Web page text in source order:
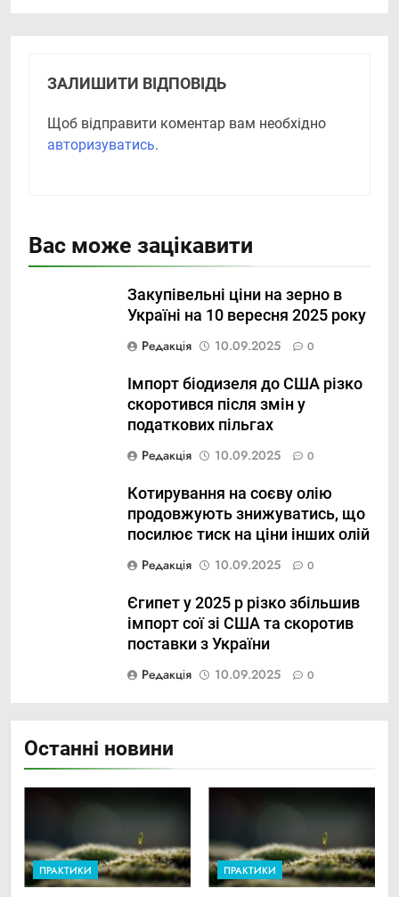
ЗАЛИШИТИ ВІДПОВІДЬ
Щоб відправити коментар вам необхідно
авторизуватись.
Вас може зацікавити
Закупівельні ціни на зерно в
Україні на 10 вересня 2025 року
Редакція
10.09.2025 0
Імпорт біодизеля до США різко
скоротився після змін у
податкових пільгах
Редакція
10.09.2025 0
Котирування на соєву олію
продовжують знижуватись, що
посилює тиск на ціни інших олій
Редакція
10.09.2025 0
Єгипет у 2025 р різко збільшив
імпорт сої зі США та скоротив
поставки з України
Редакція
10.09.2025 0
Останні новини
ПРАКТИКИ ПРАКТИКИ